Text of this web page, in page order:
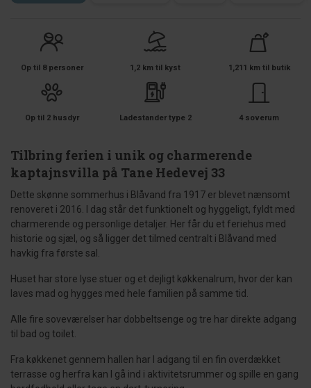
Op til 8 personer 1,2 km til kyst 1,211 km til butik
Op til 2 husdyr Ladestander type 2 4 soverum
Tilbring ferien i unik og charmerende
kaptajnsvilla på Tane Hedevej 33
Dette skønne sommerhus i Blåvand fra 1917 er blevet nænsomt
renoveret i 2016. I dag står det funktionelt og hyggeligt, fyldt med
charmerende og personlige detaljer. Her får du et feriehus med
historie og sjæl, og så ligger det tilmed centralt i Blåvand med
havkig fra første sal.
Huset har store lyse stuer og et dejligt køkkenalrum, hvor der kan
laves mad og hygges med hele familien på samme tid.
Alle fire soveværelser har dobbeltsenge og tre har direkte adgang
til bad og toilet.
Fra køkkenet gennem hallen har I adgang til en fin overdækket
terrasse og herfra kan I gå ind i aktivitetsrummer og spille en gang